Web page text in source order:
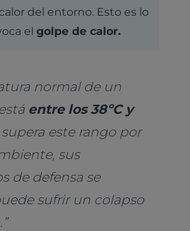
del entorno. Esto es lo
el golpe de calor.
normal de un
entre los 38ºC y
supera este rango por
sus
de defensa se
sufrir un colapso